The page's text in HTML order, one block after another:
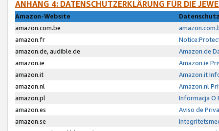
ANHANG 4: DATENSCHUTZERKLÄRUNG FÜR DIE
Amazon-Website
amazon.com.be
amazon.fr
amazon.de, audible.de
Amazon.de
amazon.ie
Amazon.ie
amazon.it
Amazon.it
amazon.nl
Amazon.nl
amazon.pl
Informacja O
amazon.es
Aviso de
amazon.se